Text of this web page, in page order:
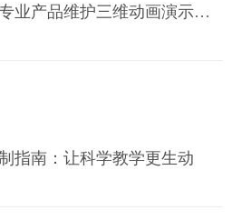
设备维护维修不再难！专业产品维护三维动画演示定制指南
指南：让科学教学更生动